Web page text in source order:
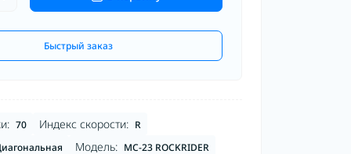
Быстрый заказ
70 Индекс скорости: R
Модель: MC-23 ROCKRIDER